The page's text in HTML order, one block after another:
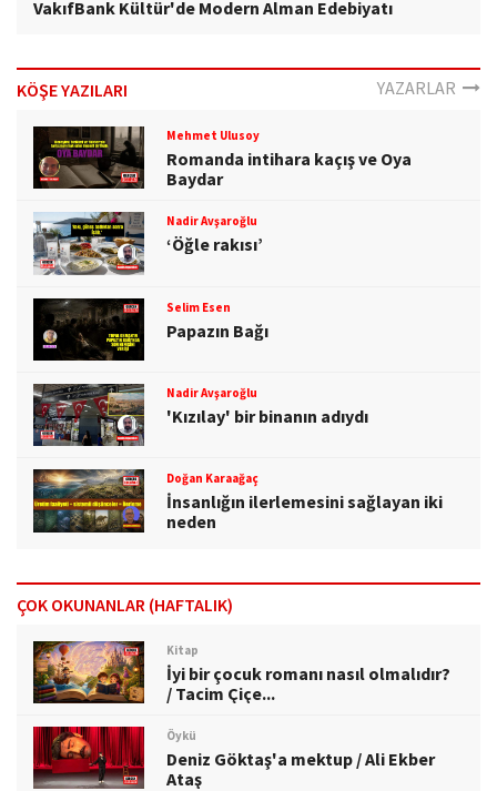
VakıfBank Kültür'de Modern Alman Edebiyatı
KÖŞE YAZILARI YAZARLAR
Mehmet Ulusoy
Romanda intihara kaçış ve Oya
Baydar
Nadir Avşaroğlu
‘Öğle rakısı’
Selim Esen
Papazın Bağı
Nadir Avşaroğlu
'Kızılay' bir binanın adıydı
Doğan Karaağaç
İnsanlığın ilerlemesini sağlayan iki
neden
ÇOK OKUNANLAR (HAFTALIK)
Kitap
İyi bir çocuk romanı nasıl olmalıdır?
/ Tacim Çiçe...
Öykü
Deniz Göktaş'a mektup / Ali Ekber
Ataş